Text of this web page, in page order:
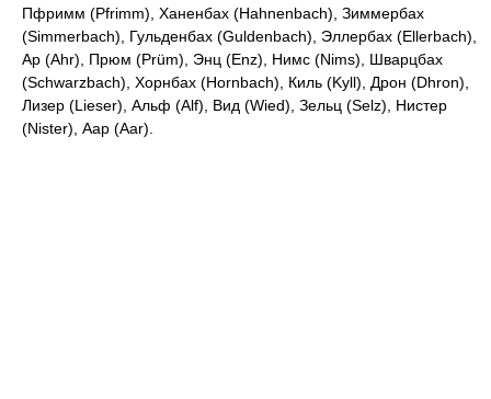
Пфримм (Pfrimm), Ханенбах (Hahnenbach), Зиммербах
(Simmerbach), Гульденбах (Guldenbach), Эллербах (Ellerbach),
Ар (Ahr), Прюм (Prüm), Энц (Enz), Нимс (Nims), Шварцбах
(Schwarzbach), Хорнбах (Hornbach), Киль (Kyll), Дрон (Dhron),
Лизер (Lieser), Альф (Alf), Вид (Wied), Зельц (Selz), Нистер
(Nister), Аар (Aar).